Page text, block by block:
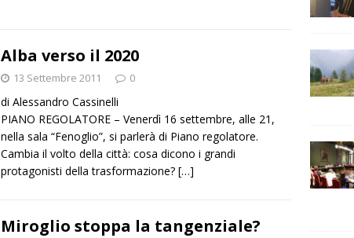
Alba verso il 2020
13 Settembre 2011 0
di Alessandro Cassinelli
PIANO REGOLATORE – Venerdì 16 settembre, alle 21,
nella sala “Fenoglio”, si parlerà di Piano regolatore.
Cambia il volto della città: cosa dicono i grandi
protagonisti della trasformazione? […]
Miroglio stoppa la tangenziale?